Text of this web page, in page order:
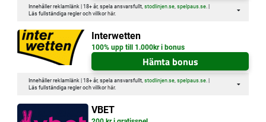
Innehåller reklamlänk | 18+ år, spela ansvarsfullt, stodlinjen.se, spelpaus.se. |
Läs fullständiga regler och villkor här.
Interwetten
100% upp till 1.000kr i bonus
Hämta bonus
Innehåller reklamlänk | 18+ år, spela ansvarsfullt, stodlinjen.se, spelpaus.se. |
Läs fullständiga regler och villkor här.
VBET